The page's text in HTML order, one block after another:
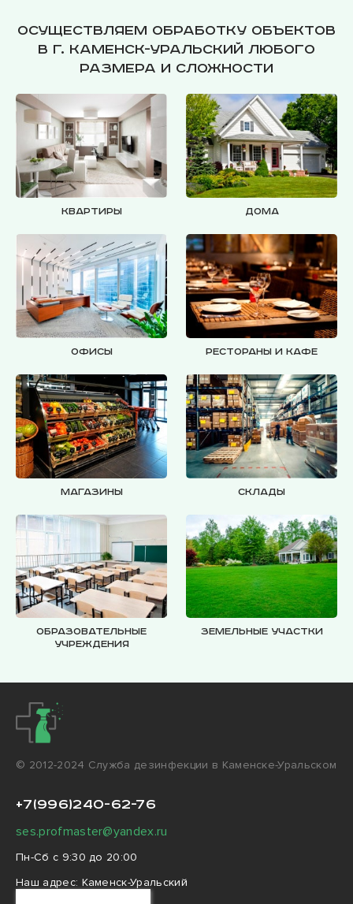
Осуществляем обработку объектов
в г. Каменск-Уральский любого
размера и сложности
Квартиры Дома
Офисы Рестораны и кафе
Магазины Склады
Образовательные
учреждения
Земельные участки
© 2012-2024 Cлужба дезинфекции в Каменске-Уральском
+7(996)240-62-76
ses.profmaster@yandex.ru
Пн-Сб с 9:30 до 20:00
Наш адрес: Каменск-Уральский